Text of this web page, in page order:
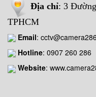
Địa chỉ: 3
TPHCM
Email:
Hotline: 0907 260 286
Website: